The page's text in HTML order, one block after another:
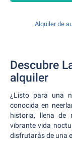
Alquiler de
Descubre
alquiler
¿Listo para una
conocida en
historia, llena de
vibrante vida
disfrutarás de una